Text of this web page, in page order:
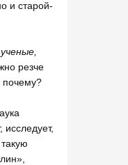
и старой-
резче
почему?
исследует,